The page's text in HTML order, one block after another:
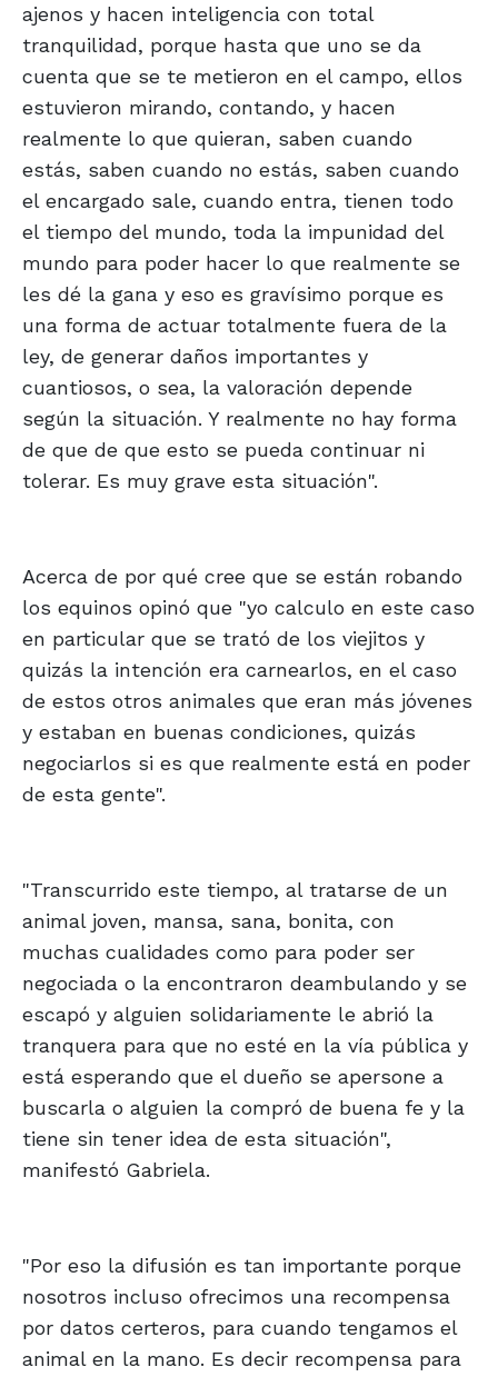
ajenos y hacen inteligencia con total
tranquilidad, porque hasta que uno se da
cuenta que se te metieron en el campo, ellos
estuvieron mirando, contando, y hacen
realmente lo que quieran, saben cuando
estás, saben cuando no estás, saben cuando
el encargado sale, cuando entra, tienen todo
el tiempo del mundo, toda la impunidad del
mundo para poder hacer lo que realmente se
les dé la gana y eso es gravísimo porque es
una forma de actuar totalmente fuera de la
ley, de generar daños importantes y
cuantiosos, o sea, la valoración depende
según la situación. Y realmente no hay forma
de que de que esto se pueda continuar ni
tolerar. Es muy grave esta situación".
Acerca de por qué cree que se están robando
los equinos opinó que "yo calculo en este caso
en particular que se trató de los viejitos y
quizás la intención era carnearlos, en el caso
de estos otros animales que eran más jóvenes
y estaban en buenas condiciones, quizás
negociarlos si es que realmente está en poder
de esta gente".
"Transcurrido este tiempo, al tratarse de un
animal joven, mansa, sana, bonita, con
muchas cualidades como para poder ser
negociada o la encontraron deambulando y se
escapó y alguien solidariamente le abrió la
tranquera para que no esté en la vía pública y
está esperando que el dueño se apersone a
buscarla o alguien la compró de buena fe y la
tiene sin tener idea de esta situación",
manifestó Gabriela.
"Por eso la difusión es tan importante porque
nosotros incluso ofrecimos una recompensa
por datos certeros, para cuando tengamos el
animal en la mano. Es decir recompensa para